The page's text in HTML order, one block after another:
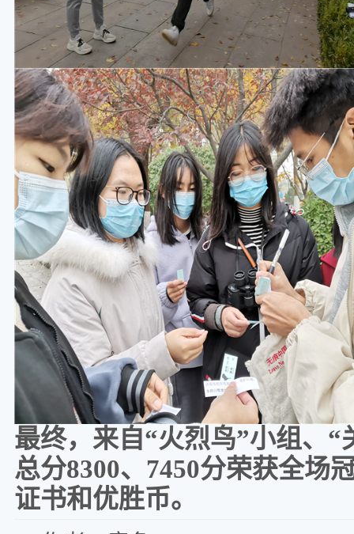
最终，来自 “火烈鸟”小组、“
总分8300、7450分荣获全场
证书和优胜币。